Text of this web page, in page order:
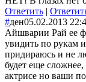
Ответить |
#ден05.02.2013
Айшварии Рай ее
увидить по рукам
придираюсь и не
будет еще
актрисе но ваши